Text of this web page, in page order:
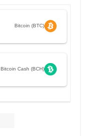
Bitcoin (BTC)
Bitcoin Cash (BCH)